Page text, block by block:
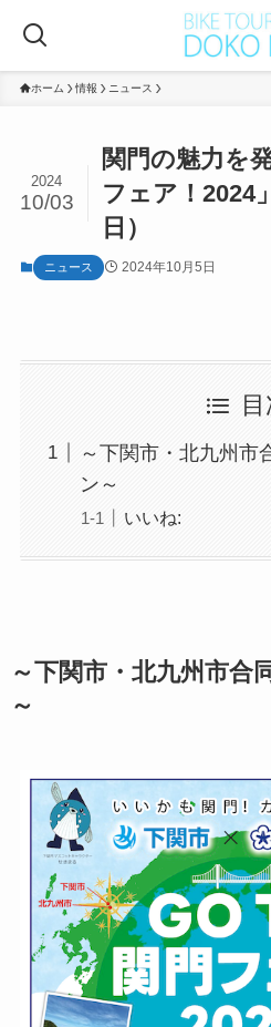
ホーム 情報 ニュース
関門の魅力を
フェア！2024
日）
2024
10/03
ニュース 2024年10月5日
～下関市・北九州市
ン～
いいね:
～下関市・北九州市合
～